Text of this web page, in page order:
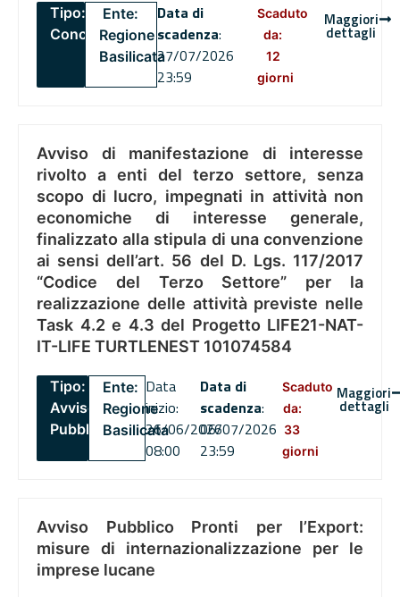
Tipo:
Concorsi
Ente:
Regione
Basilicata
Data di
scadenza:
27/07/2026
23:59
Scaduto
da:
12
giorni
Maggiori
dettagli
Avviso di manifestazione di interesse
rivolto a enti del terzo settore, senza
scopo di lucro, impegnati in attività non
economiche di interesse generale,
finalizzato alla stipula di una convenzione
ai sensi dell’art. 56 del D. Lgs. 117/2017
“Codice del Terzo Settore” per la
realizzazione delle attività previste nelle
Task 4.2 e 4.3 del Progetto LIFE21-NAT-
IT-LIFE TURTLENEST 101074584
Tipo:
Avviso
Pubblico
Ente:
Regione
Basilicata
Data
inizio:
26/06/2026
08:00
Data di
scadenza:
06/07/2026
23:59
Scaduto
da:
33
giorni
Maggiori
dettagli
Avviso Pubblico Pronti per l’Export:
misure di internazionalizzazione per le
imprese lucane